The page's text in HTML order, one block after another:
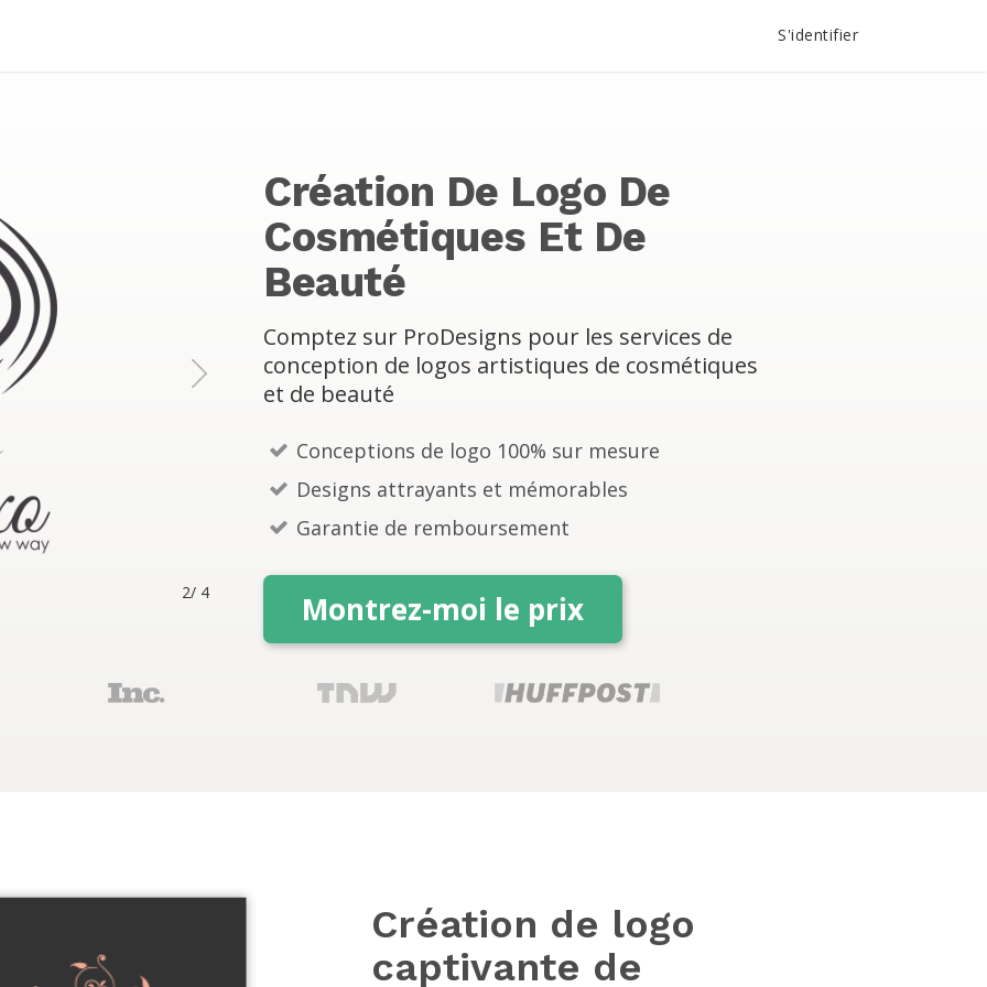
S'identifier
2/4
Création De Logo De
Cosmétiques Et De
Beauté
Comptez sur ProDesigns pour les services de
conception de logos artistiques de cosmétiques
et de beauté
Conceptions de logo 100% sur mesure
Designs attrayants et mémorables
Garantie de remboursement
Montrez-moi le prix
Création de logo
captivante de